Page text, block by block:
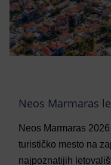
Neos Marmaras
Neos Marmaras
turističko mesto na
najpoznatijih